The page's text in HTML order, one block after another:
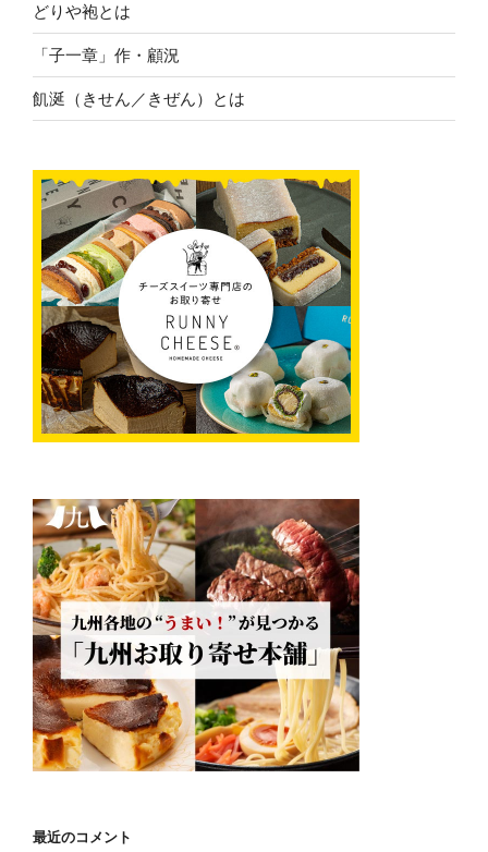
どりや袍とは
「子一章」作・顧況
飢涎（きせん／きぜん）とは
最近のコメント